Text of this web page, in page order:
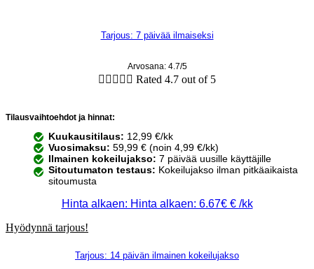
Tarjous: 7 päivää ilmaiseksi
Arvosana: 4.7/5
     Rated 4.7 out of 5
Tilausvaihtoehdot ja hinnat:
Kuukausitilaus: 12,99 €/kk
Vuosimaksu: 59,99 € (noin 4,99 €/kk)
Ilmainen kokeilujakso: 7 päivää uusille käyttäjille
Sitoutumaton testaus: Kokeilujakso ilman pitkäaikaista
sitoumusta
Hinta alkaen: Hinta alkaen: 6.67€ € /kk
Hyödynnä tarjous!
Tarjous: 14 päivän ilmainen kokeilujakso